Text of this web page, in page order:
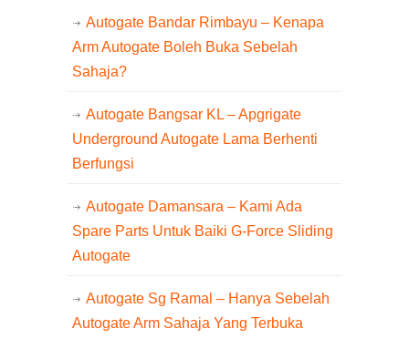
Autogate Bandar Rimbayu – Kenapa
Arm Autogate Boleh Buka Sebelah
Sahaja?
Autogate Bangsar KL – Apgrigate
Underground Autogate Lama Berhenti
Berfungsi
Autogate Damansara – Kami Ada
Spare Parts Untuk Baiki G-Force Sliding
Autogate
Autogate Sg Ramal – Hanya Sebelah
Autogate Arm Sahaja Yang Terbuka